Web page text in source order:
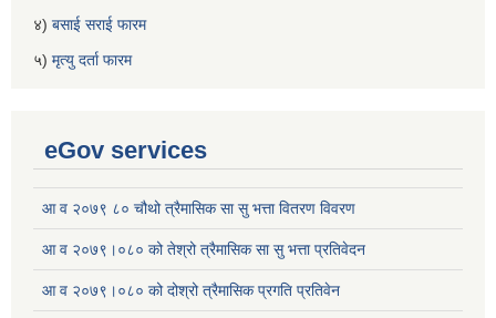
४) बसाई सराई फारम
५) मृत्यु दर्ता फारम
eGov services
आ व २०७९ ८० चौथो त्रैमासिक सा सु भत्ता वितरण विवरण
आ व २०७९।०८० को तेश्रो त्रैमासिक सा सु भत्ता प्रतिवेदन
आ व २०७९।०८० को दोश्रो त्रैमासिक प्रगति प्रतिवेन